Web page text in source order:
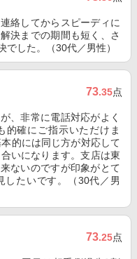
絡してからスピーディに
決までの期間も短く、さ
でした。（30代／男性）
73.35点
、非常に電話対応がよく
的確にご指示いただけま
的には同じ方が対応して
いになります。支店は東
ないのですが印象がとて
したいです。（30代／男
73.25点